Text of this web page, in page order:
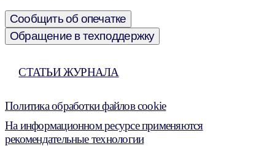
Сообщить об опечатке
Обращение в техподдержку
СТАТЬИ ЖУРНАЛА
Политика обработки файлов cookie
На информационном ресурсе применяются
рекомендательные технологии